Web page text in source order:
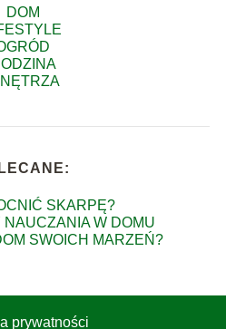
DOM
SKARPĘ?
W DOMU
SWOICH MARZEŃ?
prywatności